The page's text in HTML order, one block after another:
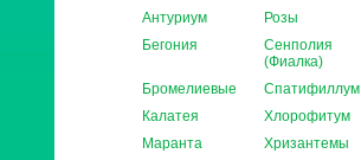
Антуриум
Розы
Бегония
Сенполия
(Фиалка)
Бромелиевые
Спатифиллум
Калатея
Хлорофитум
Маранта
Хризантемы